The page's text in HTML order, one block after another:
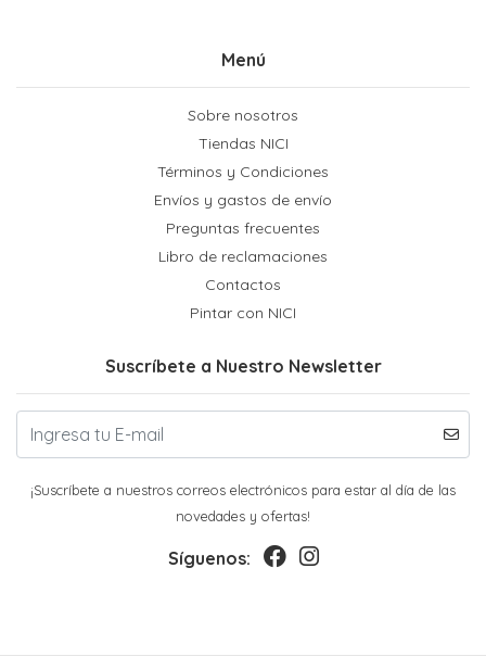
Menú
Sobre nosotros
Tiendas NICI
Términos y Condiciones
Envíos y gastos de envío
Preguntas frecuentes
Libro de reclamaciones
Contactos
Pintar con NICI
Suscríbete a Nuestro Newsletter
¡Suscríbete a nuestros correos electrónicos para estar al día de las
novedades y ofertas!
Síguenos: